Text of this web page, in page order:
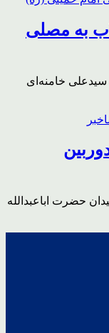
به مصلی
سیدعلی خامنه‌ای
حضرت اباعبدالله